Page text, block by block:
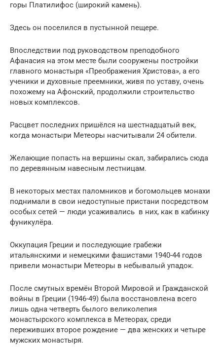
горы Платилифос (широкий камень).
Здесь он поселился в пустынной пещере.
Впоследствии под руководством преподобного
Афанасия на этом месте были сооружены постройки
главного монастыря «Преображения Христова», а его
ученики и духовные преемники, живя по уставу, очень
похожему на Афонский, продолжили строительство
новых комплексов.
Расцвет последних пришёлся на шестнадцатый век,
когда монастыри Метеоры насчитывали 24 обители.
Желающие попасть на вершины скал, забирались сюда
по деревянным навесным лестницам.
В некоторых местах паломников и богомольцев монахи
поднимали в свои недоступные пристани посредством
особых сетей — люди усаживались в них, как в кабинку
фуникулёра.
Оккупация Греции и последующие грабежи
итальянскими и немецкими фашистами 1940-44 годов
привели монастыри Метеоры в небывалый упадок.
После смутных времён Второй Мировой и Гражданской
войны в Греции (1946-49) была восстановлена всего
лишь одна четверть былого великолепия
монастырского комплекса в Метеорах, среди
переживших второе рождение — два женских и четыре
мужских монастыря.